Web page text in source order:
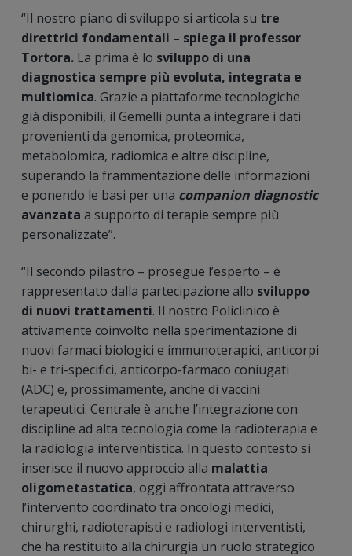
“Il nostro piano di sviluppo si articola su tre
direttrici fondamentali – spiega il professor
Tortora. La prima è lo sviluppo di una
diagnostica sempre più evoluta, integrata e
multiomica. Grazie a piattaforme tecnologiche
già disponibili, il Gemelli punta a integrare i dati
provenienti da genomica, proteomica,
metabolomica, radiomica e altre discipline,
superando la frammentazione delle informazioni
e ponendo le basi per una companion diagnostic
avanzata a supporto di terapie sempre più
personalizzate”.
“Il secondo pilastro – prosegue l’esperto – è
rappresentato dalla partecipazione allo sviluppo
di nuovi trattamenti. Il nostro Policlinico è
attivamente coinvolto nella sperimentazione di
nuovi farmaci biologici e immunoterapici, anticorpi
bi- e tri-specifici, anticorpo-farmaco coniugati
(ADC) e, prossimamente, anche di vaccini
terapeutici. Centrale è anche l’integrazione con
discipline ad alta tecnologia come la radioterapia e
la radiologia interventistica. In questo contesto si
inserisce il nuovo approccio alla malattia
oligometastatica, oggi affrontata attraverso
l’intervento coordinato tra oncologi medici,
chirurghi, radioterapisti e radiologi interventisti,
che ha restituito alla chirurgia un ruolo strategico